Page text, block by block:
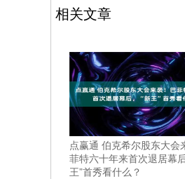
相关文章
点赢通 伯克希尔股东大会
菲特六十年来首次退居幕
王”首秀看什么？